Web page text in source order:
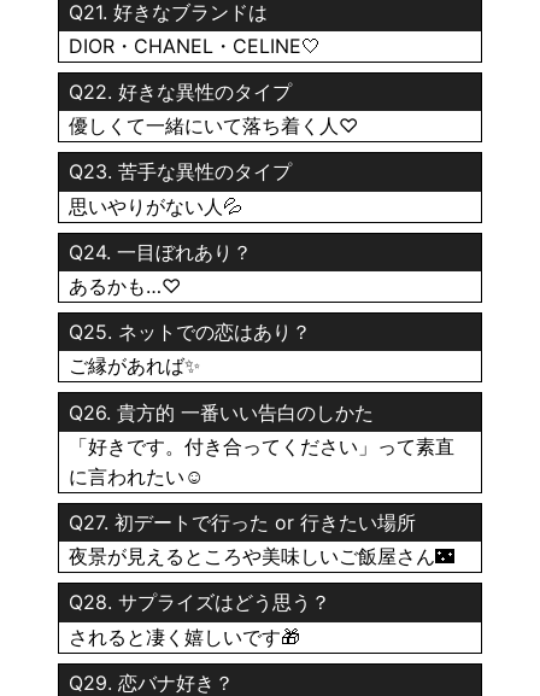
Q21. 好きなブランドは
DIOR・CHANEL・CELINE🤍
Q22. 好きな異性のタイプ
優しくて一緒にいて落ち着く人♡
Q23. 苦手な異性のタイプ
思いやりがない人💦
Q24. 一目ぼれあり？
あるかも…♡
Q25. ネットでの恋はあり？
ご縁があれば✨
Q26. 貴方的 一番いい告白のしかた
「好きです。付き合ってください」って素直
に言われたい☺️
Q27. 初デートで行った or 行きたい場所
夜景が見えるところや美味しいご飯屋さん🌃
Q28. サプライズはどう思う？
されると凄く嬉しいです🎁
Q29. 恋バナ好き？